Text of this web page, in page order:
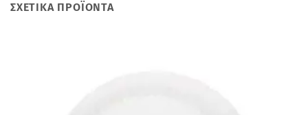
ΣΧΕΤΙΚΆ ΠΡΟΪΌΝΤΑ